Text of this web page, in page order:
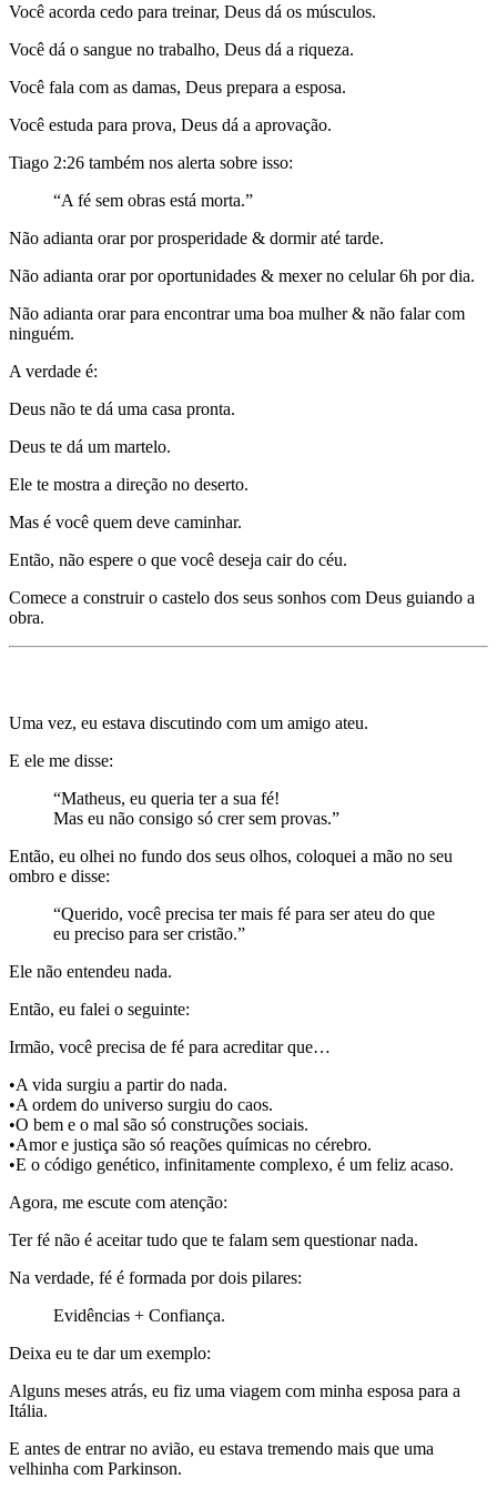
Você acorda cedo para treinar, Deus dá os músculos.
Você dá o sangue no trabalho, Deus dá a riqueza.
Você fala com as damas, Deus prepara a esposa.
Você estuda para prova, Deus dá a aprovação.
Tiago 2:26 também nos alerta sobre isso:
“A fé sem obras está morta.”
Não adianta orar por prosperidade & dormir até tarde.
Não adianta orar por oportunidades & mexer no celular 6h por dia.
Não adianta orar para encontrar uma boa mulher & não falar com
ninguém.
A verdade é:
Deus não te dá uma casa pronta.
Deus te dá um martelo.
Ele te mostra a direção no deserto.
Mas é você quem deve caminhar.
Então, não espere o que você deseja cair do céu.
Comece a construir o castelo dos seus sonhos com Deus guiando a
obra.
Uma vez, eu estava discutindo com um amigo ateu.
E ele me disse:
“Matheus, eu queria ter a sua fé!
Mas eu não consigo só crer sem provas.”
Então, eu olhei no fundo dos seus olhos, coloquei a mão no seu
ombro e disse:
“Querido, você precisa ter mais fé para ser ateu do que
eu preciso para ser cristão.”
Ele não entendeu nada.
Então, eu falei o seguinte:
Irmão, você precisa de fé para acreditar que…
•A vida surgiu a partir do nada.
•A ordem do universo surgiu do caos.
•O bem e o mal são só construções sociais.
•Amor e justiça são só reações químicas no cérebro.
•E o código genético, infinitamente complexo, é um feliz acaso.
Agora, me escute com atenção:
Ter fé não é aceitar tudo que te falam sem questionar nada.
Na verdade, fé é formada por dois pilares:
Evidências + Confiança.
Deixa eu te dar um exemplo:
Alguns meses atrás, eu fiz uma viagem com minha esposa para a
Itália.
E antes de entrar no avião, eu estava tremendo mais que uma
velhinha com Parkinson.